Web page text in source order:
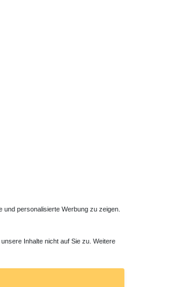
personalisierte Werbung zu zeigen.
Inhalte nicht auf Sie zu. Weitere